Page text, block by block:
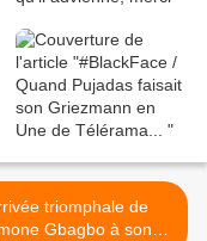
triomphale de
Gbagbo à son